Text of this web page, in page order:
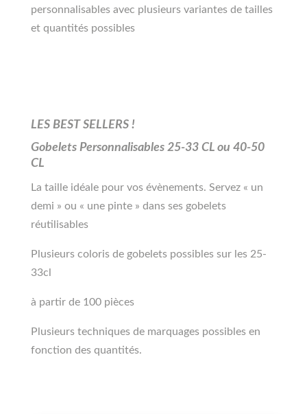
personnalisables avec plusieurs variantes de tailles
et quantités possibles
LES BEST SELLERS !
Gobelets Personnalisables 25-33 CL ou 40-50
CL
La taille idéale pour vos évènements. Servez « un
demi » ou « une pinte » dans ses gobelets
réutilisables
Plusieurs coloris de gobelets possibles sur les 25-
33cl
à partir de 100 pièces
Plusieurs techniques de marquages possibles en
fonction des quantités.